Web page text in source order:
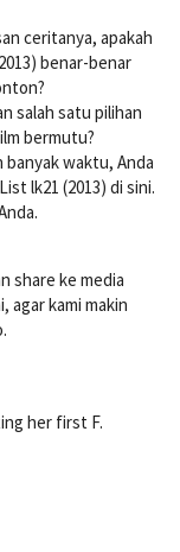
ceritanya, apakah
benar-benar
salah satu pilihan
bermutu?
banyak waktu, Anda
lk21 (2013) di sini.
share ke media
agar kami makin
her first F.